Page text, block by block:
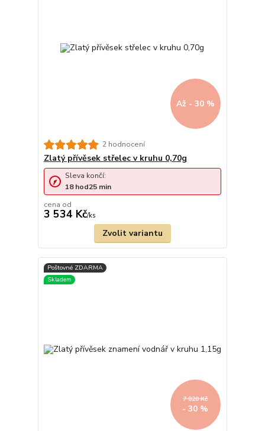
Až - 30 %
2 hodnocení
Zlatý přívěsek střelec v kruhu 0,70g
cena od
3 534 Kč/ks
Sleva končí:
18hod25 min
Zvolit variantu
7 820 Kč
- 30 %